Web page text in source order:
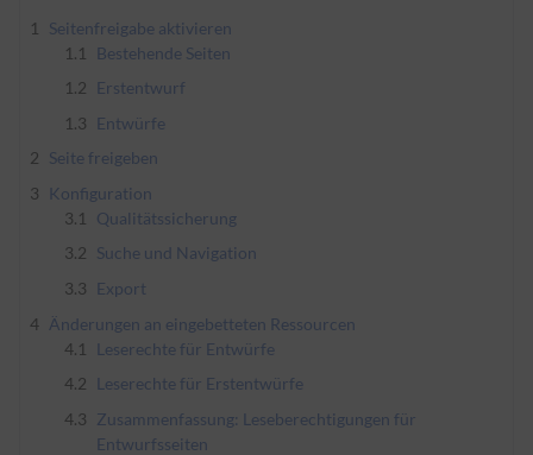
1
Seitenfreigabe aktivieren
1.1
Bestehende Seiten
1.2 Erstentwurf
1.3 Entwürfe
2 Seite freigeben
3
Konfiguration
3.1
Qualitätssicherung
3.2 Suche und Navigation
3.3 Export
4 Änderungen an eingebetteten Ressourcen
4.1
Leserechte für Entwürfe
4.2 Leserechte für Erstentwürfe
4.3 Zusammenfassung: Leseberechtigungen für
Entwurfsseiten